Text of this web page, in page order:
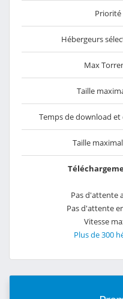
Hébergeurs
Max
Taille
Temps de download
Taille
Pas d'attente
Pas d'attente
Vitesse
Plus de 300